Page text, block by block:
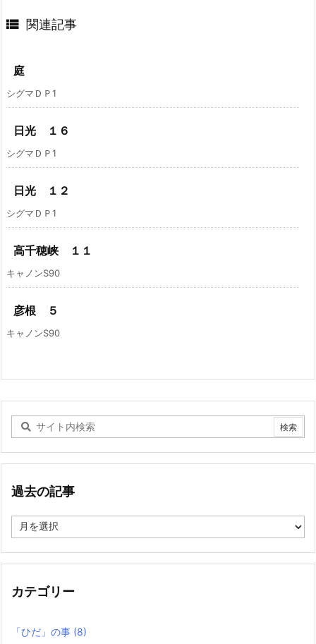
 関連記事
庭
シグマＤＰ1
日光 １６
シグマＤＰ1
日光 １２
シグマＤＰ1
高千穂峡 １１
キャノンS90
彦根 ５
キャノンS90
過去の記事
去
記
カテゴリー
「ひだ」の事 (8)